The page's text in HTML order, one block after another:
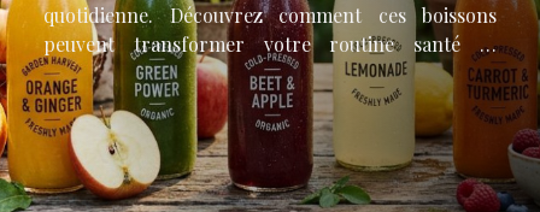
quotidienne. Découvrez comment ces boissons
peuvent transformer votre routine santé et
pourquoi il est crucial de les privilégier.Bienfaits
nutritionnels incontournables Les jus bio et nectars
issus de l’agriculture biologique se distinguent par
une concentration élevée en vitamines naturelles,
minéraux essentiels et antioxydants. Ces boissons,